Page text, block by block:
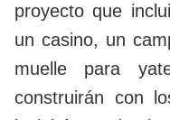
proyecto que
un casino, un
muelle para
construirán con